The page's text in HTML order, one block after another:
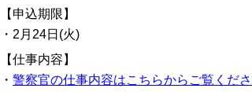
【申込期限】
・2月24日(火)
【仕事内容】
・ 警察官の仕事内容はこちらからご覧くださ